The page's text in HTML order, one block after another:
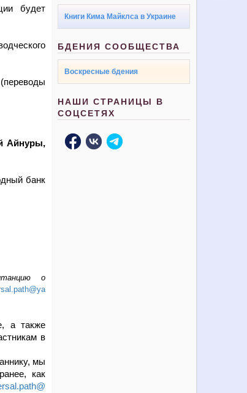
будет
Айнуры,
банк
о
а также
в
мы
как
Книги Кима Майклса в Украине
БДЕНИЯ СООБЩЕСТВА
Воскресные бдения
НАШИ СТРАНИЦЫ В
СОЦСЕТЯХ